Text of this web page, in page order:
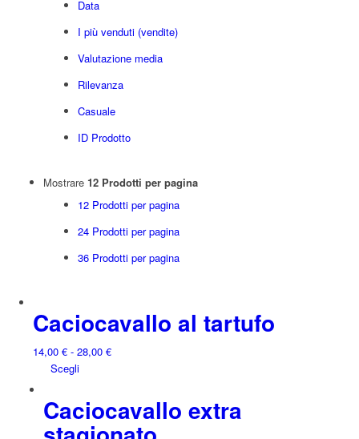
Data
I più venduti (vendite)
Valutazione media
Rilevanza
Casuale
ID Prodotto
Mostrare 12 Prodotti per pagina
12 Prodotti per pagina
24 Prodotti per pagina
36 Prodotti per pagina
Caciocavallo al tartufo
14,00 € - 28,00 €Fascia
14,00 €
a
Scegli
più
varianti.
Caciocavallo extra